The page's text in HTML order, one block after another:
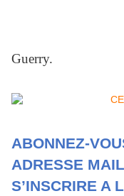
Guerry.
ABONNEZ-
ADRESSE
S’INSCRIRE A